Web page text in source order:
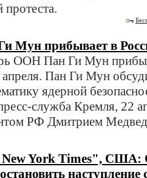
протеста.
Мун прибывает в
ООН Пан Ги Мун
апреля. Пан Ги Мун
ядерной
служба Кремля, 22
РФ Дмитрием
York Times", США: